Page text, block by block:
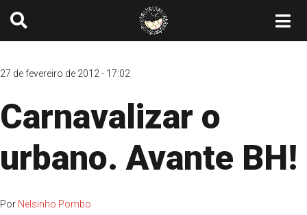
27 de fevereiro de 2012 - 17:02
Carnavalizar o
urbano. Avante BH!
Por Nelsinho Pombo